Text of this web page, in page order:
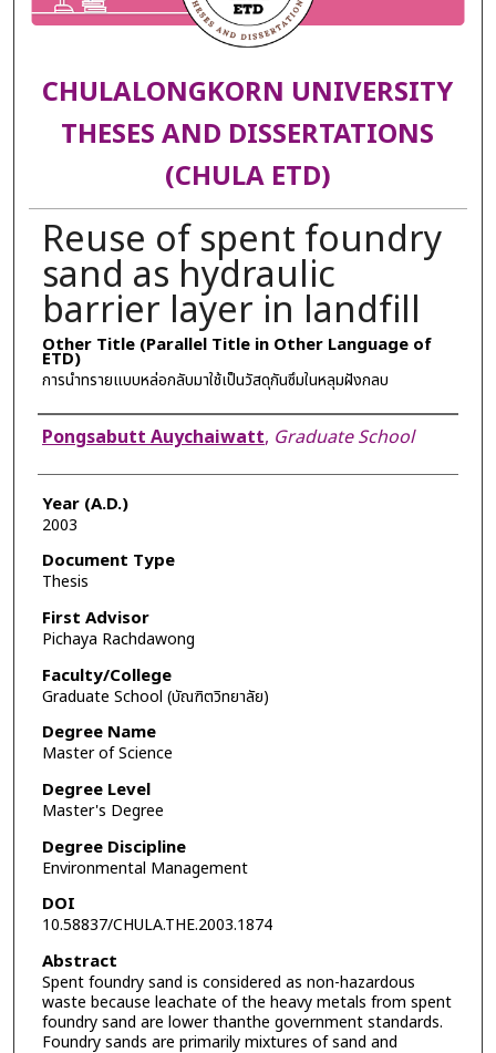
CHULALONGKORN UNIVERSITY
THESES AND DISSERTATIONS
(CHULA ETD)
Reuse of spent foundry
sand as hydraulic
barrier layer in landfill
Other Title (Parallel Title in Other Language of
ETD)
การนำทรายแบบหล่อกลับมาใช้เป็นวัสดุกันซึมในหลุมฝังกลบ
Author
Pongsabutt Auychaiwatt, Graduate School
Year (A.D.)
2003
Document Type
Thesis
First Advisor
Pichaya Rachdawong
Faculty/College
Graduate School (บัณฑิตวิทยาลัย)
Degree Name
Master of Science
Degree Level
Master's Degree
Degree Discipline
Environmental Management
DOI
10.58837/CHULA.THE.2003.1874
Abstract
Spent foundry sand is considered as non-hazardous
waste because leachate of the heavy metals from spent
foundry sand are lower thanthe government standards.
Foundry sands are primarily mixtures of sand and